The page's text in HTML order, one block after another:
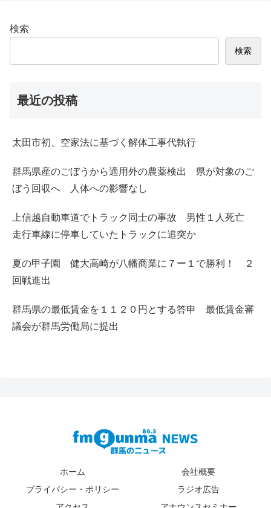
検索
検索
最近の投稿
太田市初、空家法に基づく解体工事代執行
群馬県産のごぼうから適用外の農薬検出 県が対象のご
ぼう回収へ 人体への影響なし
上信越自動車道でトラック同士の事故 男性１人死亡
走行車線に停車していたトラックに追突か
夏の甲子園 健大高崎が八幡商業に７ー１で勝利！ ２
回戦進出
群馬県の最低賃金を１１２０円とする答申 最低賃金審
議会が群馬労働局に提出
ホーム
会社概要
プライバシー・ポリシー
ラジオ広告